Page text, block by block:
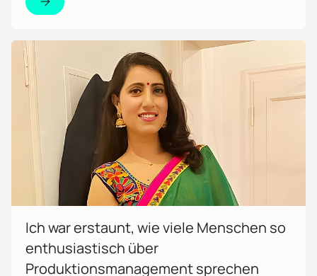
Ich war erstaunt, wie viele Menschen so
enthusiastisch über
Produktionsmanagement sprechen